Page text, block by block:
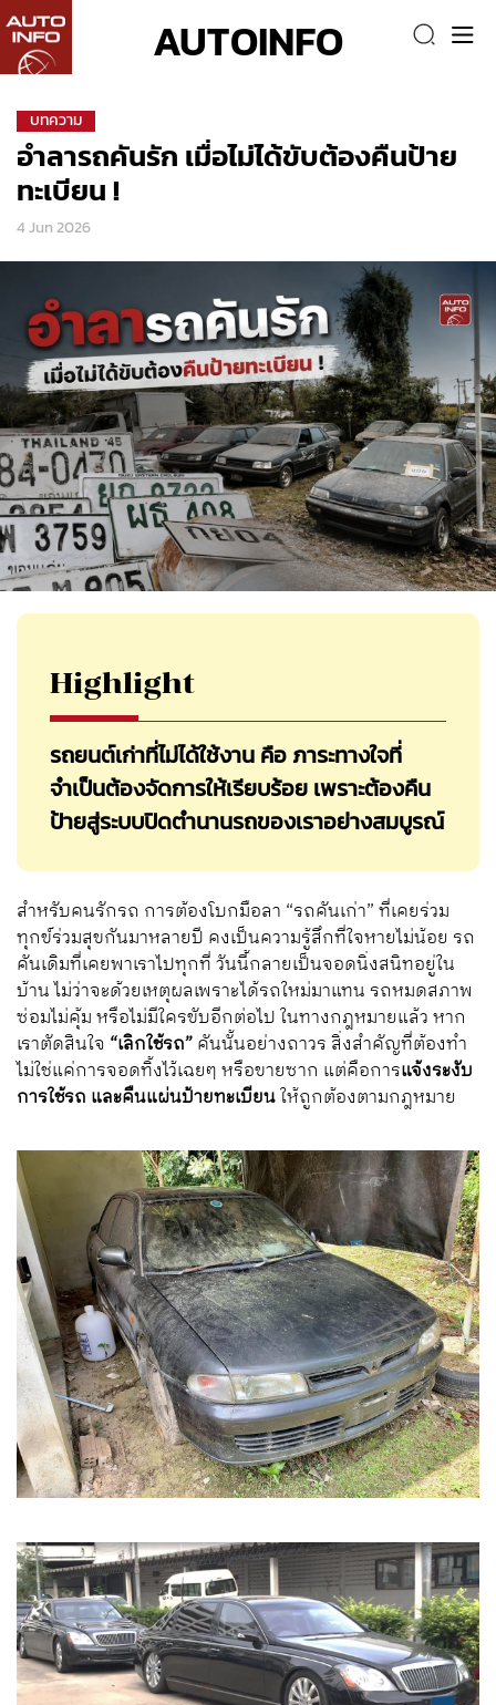
AUTOINFO
บทความ
อำลารถคันรัก เมื่อไม่ได้ขับต้องคืนป้าย
ทะเบียน !
4 Jun 2026
Highlight
รถยนต์เก่าที่ไม่ได้ใช้งาน คือ ภาระทางใจที่
จำเป็นต้องจัดการให้เรียบร้อย เพราะต้องคืน
ป้ายสู่ระบบปิดตำนานรถของเราอย่างสมบูรณ์
สำหรับคนรักรถ การต้องโบกมือลา “รถคันเก่า” ที่เคยร่วม
ทุกข์ร่วมสุขกันมาหลายปี คงเป็นความรู้สึกที่ใจหายไม่น้อย รถ
คันเดิมที่เคยพาเราไปทุกที่ วันนี้กลายเป็นจอดนิ่งสนิทอยู่ใน
บ้าน ไม่ว่าจะด้วยเหตุผลเพราะได้รถใหม่มาแทน รถหมดสภาพ
ซ่อมไม่คุ้ม หรือไม่มีใครขับอีกต่อไป ในทางกฎหมายแล้ว หาก
เราตัดสินใจ “เลิกใช้รถ”คันนั้นอย่างถาวร สิ่งสำคัญที่ต้องทำ
ไม่ใช่แค่การจอดทิ้งไว้เฉยๆ หรือขายซาก แต่คือการแจ้งระงับ
การใช้รถ และคืนแผ่นป้ายทะเบียนให้ถูกต้องตามกฎหมาย